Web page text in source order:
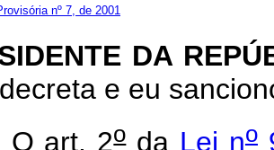
nº 7, de 2001
DA
e eu
art. 2oda Lei no